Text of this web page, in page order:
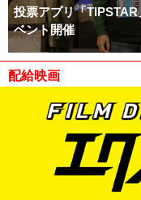
投票アプリ「
ベント開催
配給映画